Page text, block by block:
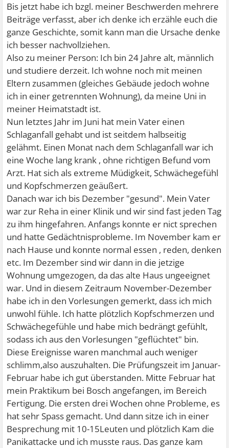
Bis jetzt habe ich bzgl. meiner Beschwerden mehrere
Beiträge verfasst, aber ich denke ich erzähle euch die
ganze Geschichte, somit kann man die Ursache denke
ich besser nachvollziehen.
Also zu meiner Person: Ich bin 24 Jahre alt, männlich
und studiere derzeit. Ich wohne noch mit meinen
Eltern zusammen (gleiches Gebäude jedoch wohne
ich in einer getrennten Wohnung), da meine Uni in
meiner Heimatstadt ist.
Nun letztes Jahr im Juni hat mein Vater einen
Schlaganfall gehabt und ist seitdem halbseitig
gelähmt. Einen Monat nach dem Schlaganfall war ich
eine Woche lang krank , ohne richtigen Befund vom
Arzt. Hat sich als extreme Müdigkeit, Schwächegefühl
und Kopfschmerzen geäußert.
Danach war ich bis Dezember "gesund". Mein Vater
war zur Reha in einer Klinik und wir sind fast jeden Tag
zu ihm hingefahren. Anfangs konnte er nict sprechen
und hatte Gedächtnisprobleme. Im November kam er
nach Hause und konnte normal essen , reden, denken
etc. Im Dezember sind wir dann in die jetzige
Wohnung umgezogen, da das alte Haus ungeeignet
war. Und in diesem Zeitraum November-Dezember
habe ich in den Vorlesungen gemerkt, dass ich mich
unwohl fühle. Ich hatte plötzlich Kopfschmerzen und
Schwächegefühle und habe mich bedrängt gefühlt,
sodass ich aus den Vorlesungen "geflüchtet" bin.
Diese Ereignisse waren manchmal auch weniger
schlimm,also auszuhalten. Die Prüfungszeit im Januar-
Februar habe ich gut überstanden. Mitte Februar hat
mein Praktikum bei Bosch angefangen, im Bereich
Fertigung. Die ersten drei Wochen ohne Probleme, es
hat sehr Spass gemacht. Und dann sitze ich in einer
Besprechung mit 10-15Leuten und plötzlich Kam die
Panikattacke und ich musste raus. Das ganze kam